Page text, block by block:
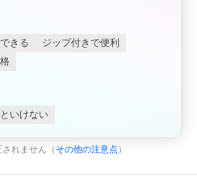
きる
ジップ付きで便利
いけない
れません（ その他の注意点 ）